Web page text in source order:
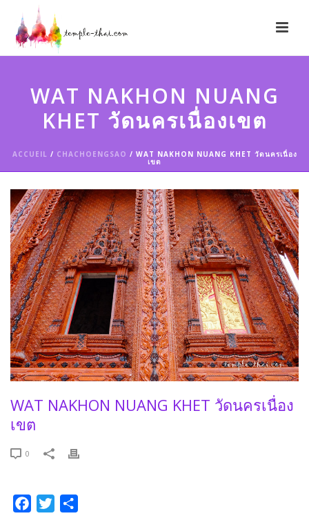
WAT NAKHON NUANG
KHET วัดนครเนื่องเขต
ACCUEIL / CHACHOENGSAO / WAT NAKHON NUANG KHET วัดนครเนื่อง
เขต
WAT NAKHON NUANG KHET วัดนครเนื่อง
เขต
0